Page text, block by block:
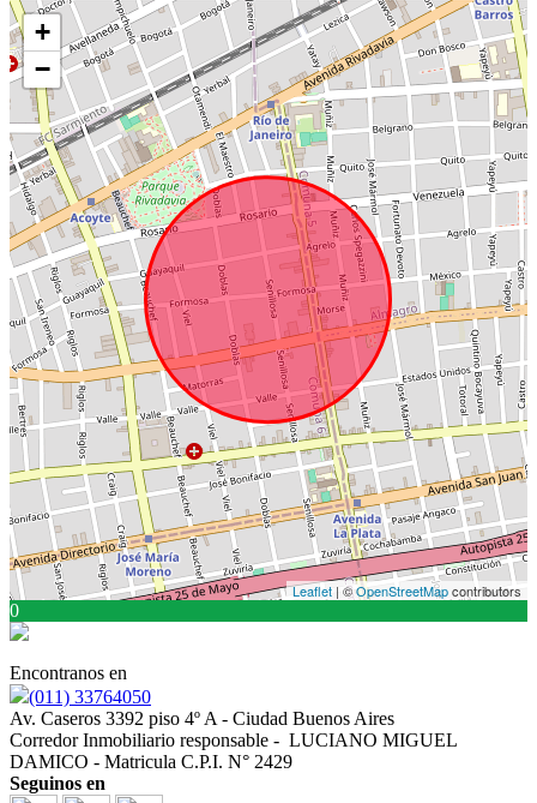
+
−
Leaflet | ©OpenStreetMapcontributors
0
Encontranos en
(011) 33764050
Av. Caseros 3392 piso 4º A - Ciudad Buenos Aires
Corredor Inmobiliario responsable - LUCIANO MIGUEL
DAMICO - Matricula C.P.I. N° 2429
Seguinos en